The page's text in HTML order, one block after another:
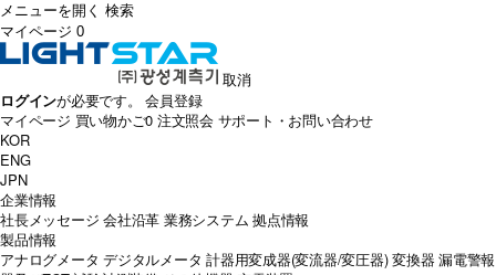
メニューを開く 検索
マイページ 0
取消
ログインが必要です。
会員登録
マイページ 買い物かご0 注文照会 サポート・お問い合わせ
KOR
ENG
JPN
企業情報
社長メッセージ 会社沿革 業務システム 拠点情報
製品情報
アナログメータ デジタルメータ 計器用変成器(変流器/変圧器)変換器 漏電警報